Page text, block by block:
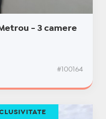
- 3 camere
#100164